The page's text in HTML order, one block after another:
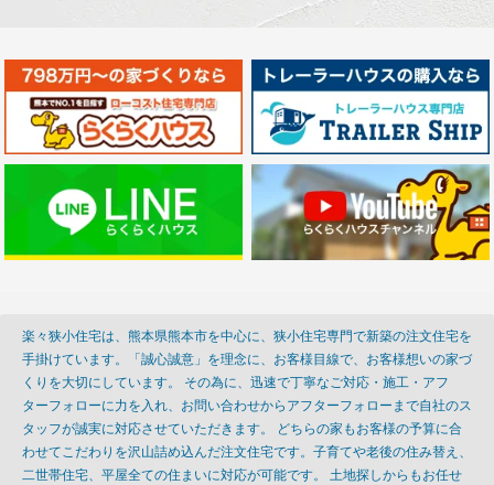
楽々狭小住宅は、熊本県熊本市を中心に、狭小住宅専門で新築の注文住宅を
手掛けています。「誠心誠意」を理念に、お客様目線で、お客様想いの家づ
くりを大切にしています。 その為に、迅速で丁寧なご対応・施工・アフ
ターフォローに力を入れ、お問い合わせからアフターフォローまで自社のス
タッフが誠実に対応させていただきます。 どちらの家もお客様の予算に合
わせてこだわりを沢山詰め込んだ注文住宅です。子育てや老後の住み替え、
二世帯住宅、平屋全ての住まいに対応が可能です。 土地探しからもお任せ